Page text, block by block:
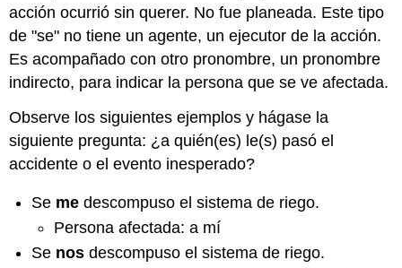
acción ocurrió sin querer. No fue planeada. Este tipo
de "se" no tiene un agente, un ejecutor de la acción.
Es acompañado con otro pronombre, un pronombre
indirecto, para indicar la persona que se ve afectada.
Observe los siguientes ejemplos y hágase la
siguiente pregunta: ¿a quién(es) le(s) pasó el
accidente o el evento inesperado?
Se me descompuso el sistema de riego.
Persona afectada: a mí
Se nos descompuso el sistema de riego.